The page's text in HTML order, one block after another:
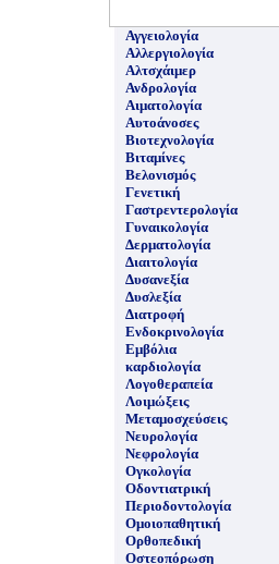
Αγγειολογία
Αλλεργιολογία
Αλτσχάιμερ
Ανδρολογία
Αιματολογία
Αυτοάνοσες
Βιοτεχνολογία
Βιταμίνες
Βελονισμός
Γενετική
Γαστρεντερολογία
Γυναικολογία
Δερματολογία
Διαιτολογία
Δυσανεξία
Δυσλεξία
Διατροφή
Ενδοκρινολογία
Εμβόλια
καρδιολογία
Λογοθεραπεία
Λοιμώξεις
Μεταμοσχεύσεις
Νευρολογία
Νεφρολογία
Ογκολογία
Οδοντιατρική
Περιοδοντολογία
Ομοιοπαθητική
Ορθοπεδική
Οστεοπόρωση